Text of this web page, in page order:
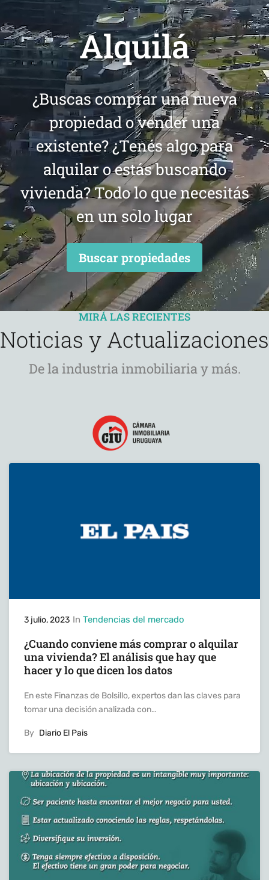
Alquilá
¿Buscas comprar una nueva
propiedad o vender una
existente? ¿Tenés algo para
alquilar o estás buscando
vivienda? Todo lo que necesitás
en un solo lugar
Buscar propiedades
MIRÁ LAS RECIENTES
Noticias y Actualizaciones
De la industria inmobiliaria y más.
3 julio, 2023 In Tendencias del mercado
¿Cuando conviene más comprar o alquilar
una vivienda? El análisis que hay que
hacer y lo que dicen los datos
En este Finanzas de Bolsillo, expertos dan las claves para
tomar una decisión analizada con…
By Diario El Pais